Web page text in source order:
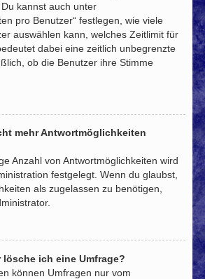
kannst auch unter
pro Benutzer“ festlegen, wie viele
auswählen kann, welches Zeitlimit für
dabei eine zeitlich unbegrenzte
ob die Benutzer ihre Stimme
mehr Antwortmöglichkeiten
Anzahl von Antwortmöglichkeiten wird
festgelegt. Wenn du glaubst,
als zugelassen zu benötigen,
lösche ich eine Umfrage?
können Umfragen nur vom